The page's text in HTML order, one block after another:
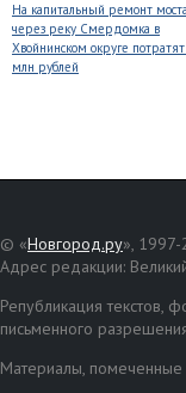
На капитальный ремонт моста
через реку Смердомка в
Хвойнинском округе
млн рублей
© «Новгород.ру»,
Адрес редакции:
Републикация текстов,
письменного
Материалы, помеченные